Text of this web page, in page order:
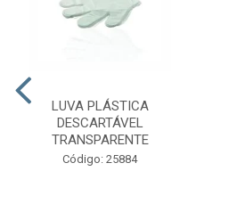
LUVA PLÁSTICA
DESCARTÁVEL
TRANSPARENTE
Código: 25884